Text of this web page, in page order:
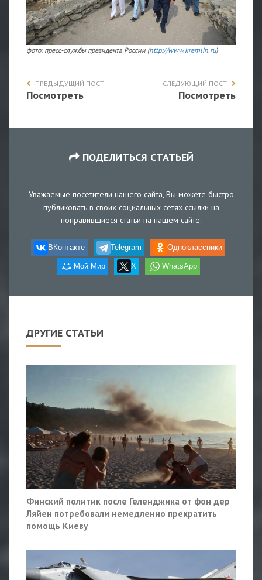
фото: пресс-службы президента России (http://www.kremlin.ru)
ПРЕДЫДУЩИЙ ПОСТ
Посмотреть
СЛЕДУЮЩИЙ ПОСТ
Посмотреть
ПОДЕЛИТЬСЯ СТАТЬЕЙ
Уважаемые посетители нашего сайта, Вы можете быстро
публиковать в своих социальных сетях ссылки на
понравившиеся статьи на нашем сайте.
ВКонтакте Telegram Одноклассники
Мой Мир X WhatsApp
ДРУГИЕ СТАТЬИ
Финский политик после Геленджика от фон дер
Ляйен потребовали немедленно прекратить
помощь Киеву